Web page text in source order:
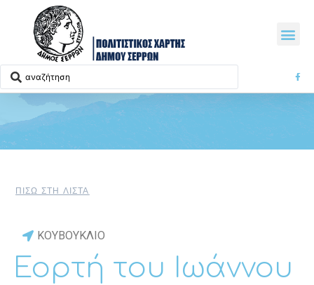
ΠΙΣΩ ΣΤΗ ΛΙΣΤΑ
ΚΟΥΒΟΥΚΛΙΟ
Εορτή του Ιωάννου